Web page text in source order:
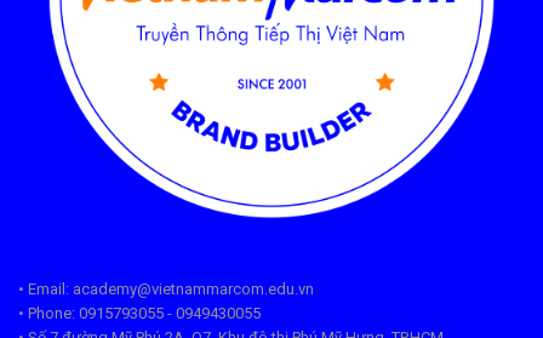
• Email: academy@vietnammarcom.edu.vn
• Phone: 0915793055 - 0949430055